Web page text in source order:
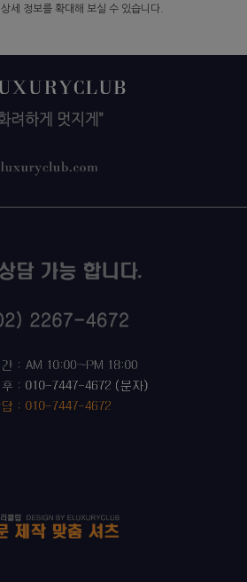
상세 정보를 확대해 보실 수 있습니다.